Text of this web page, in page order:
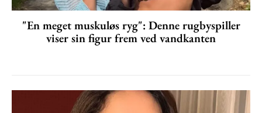
"En meget muskuløs ryg": Denne rugbyspiller
viser sin figur frem ved vandkanten